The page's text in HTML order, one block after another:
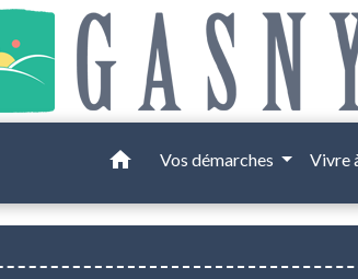
home Vos démarches Vivre